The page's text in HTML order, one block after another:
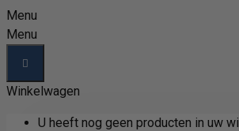
Menu
Menu
Winkelwagen
U heeft nog geen producten in uw